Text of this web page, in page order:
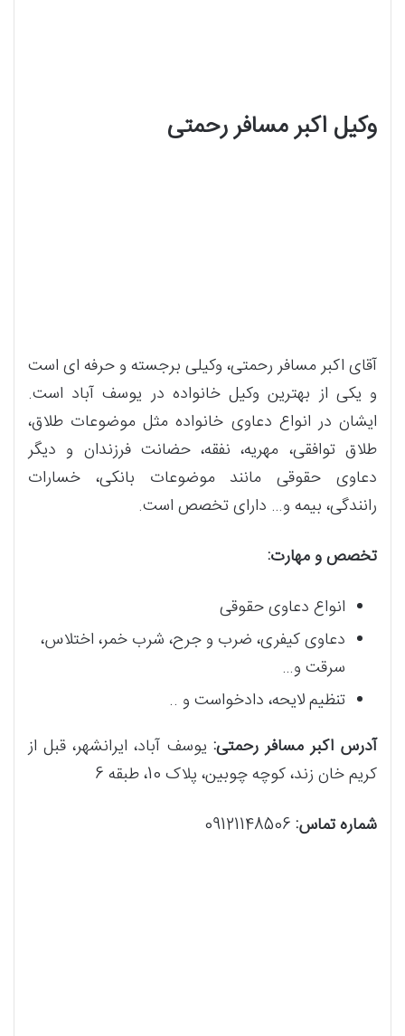
وکیل اکبر مسافر رحمتی
آقای اکبر مسافر رحمتی، وکیلی برجسته و حرفه ای است
و یکی از بهترین وکیل خانواده در یوسف آباد است.
ایشان در انواع دعاوی خانواده مثل موضوعات طلاق،
طلاق توافقی، مهریه، نفقه، حضانت فرزندان و دیگر
دعاوی حقوقی مانند موضوعات بانکی، خسارات
رانندگی، بیمه و… دارای تخصص است.
تخصص و مهارت:
انواع دعاوی حقوقی
دعاوی کیفری، ضرب و جرح، شرب خمر، اختلاس،
سرقت و…
تنظیم لایحه، دادخواست و ..
آدرس اکبر مسافر رحمتی: یوسف آباد، ایرانشهر، قبل از
کریم خان زند، کوچه چوبین، پلاک 10، طبقه 6
شماره تماس: